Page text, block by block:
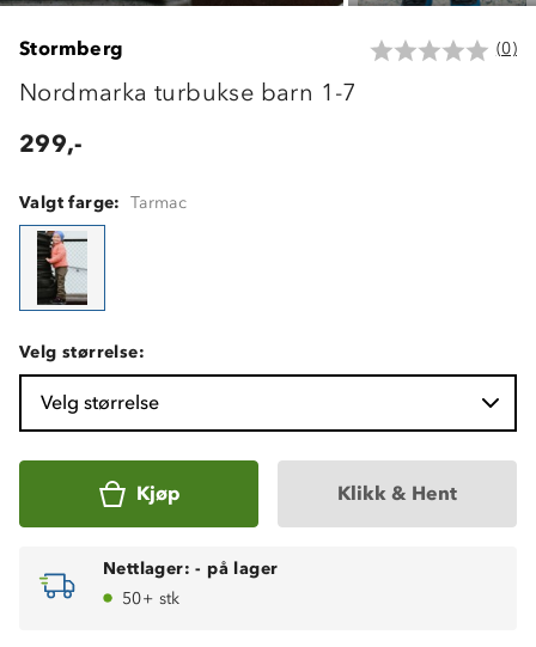
Stormberg (0)
Nordmarka turbukse barn 1-7
299,-
Valgt farge: Tarmac
Velg størrelse:
Velg størrelse
Kjøp Klikk & Hent
Nettlager: - på lager
50+ stk